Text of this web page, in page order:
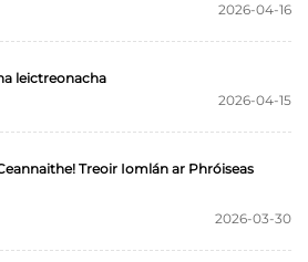
2026-04-16
leictreonacha
2026-04-15
Treoir Iomlán ar Phróiseas
2026-03-30